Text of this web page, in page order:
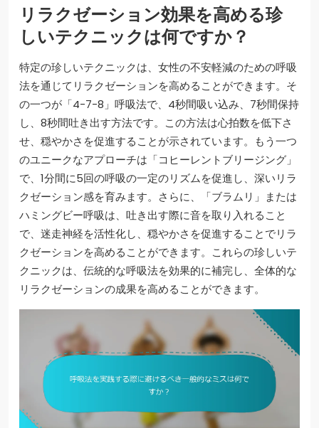
リラクゼーション効果を高める珍
しいテクニックは何ですか？
特定の珍しいテクニックは、女性の不安軽減のための呼吸
法を通じてリラクゼーションを高めることができます。そ
の一つが「4-7-8」呼吸法で、4秒間吸い込み、7秒間保持
し、8秒間吐き出す方法です。この方法は心拍数を低下さ
せ、穏やかさを促進することが示されています。もう一つ
のユニークなアプローチは「コヒーレントブリージング」
で、1分間に5回の呼吸の一定のリズムを促進し、深いリラ
クゼーション感を育みます。さらに、「ブラムリ」または
ハミングビー呼吸は、吐き出す際に音を取り入れること
で、迷走神経を活性化し、穏やかさを促進することでリラ
クゼーションを高めることができます。これらの珍しいテ
クニックは、伝統的な呼吸法を効果的に補完し、全体的な
リラクゼーションの成果を高めることができます。